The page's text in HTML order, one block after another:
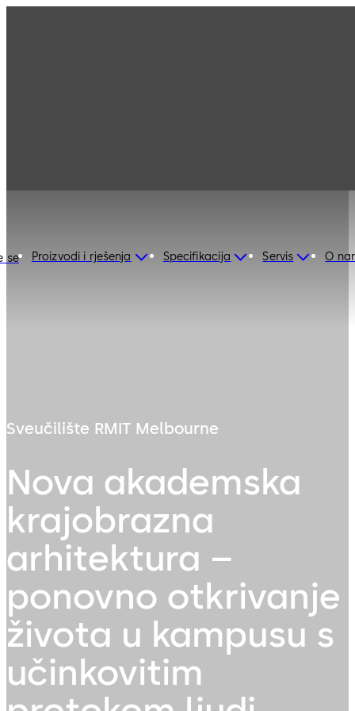
se Proizvodi i rješenja Specifikacija Servis O
Sveučilište RMIT Melbourne
Nova akademska
krajobrazna
arhitektura –
ponovno otkrivanje
života u kampusu s
učinkovitim